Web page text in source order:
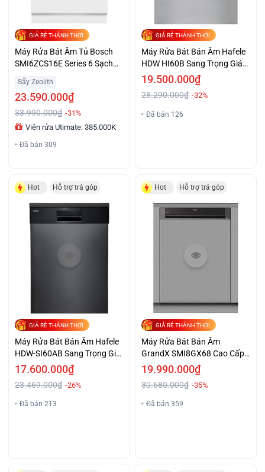
GIÁ RẺ THẢNH THƠI
Máy Rửa Bát Âm Tủ Bosch
SMI6ZCS16E Series 6 Sạch
Sấy Zeolith
23.590.000₫
33.990.000₫ -31%
Viên rửa Utimate: 385.000K
Đã bán 309
GIÁ RẺ THẢNH THƠI
Máy Rửa Bát Bán Âm Hafele
HDW HI60B Sang Trọng Giá
Tốt
19.500.000₫
28.290.000₫ -32%
Đã bán 126
Hot Hỗ trợ trả góp
GIÁ RẺ THẢNH THƠI
Máy Rửa Bát Bán Âm Hafele
HDW-SI60AB Sang Trọng Giá
Sốc
17.600.000₫
23.469.000₫ -26%
Đã bán 213
Hot Hỗ trợ trả góp
GIÁ RẺ THẢNH THƠI
Máy Rửa Bát Bán Âm
GrandX SMI8GX68 Cao Cấp
Giá Đại Chiến
19.990.000₫
30.680.000₫ -35%
Đã bán 359